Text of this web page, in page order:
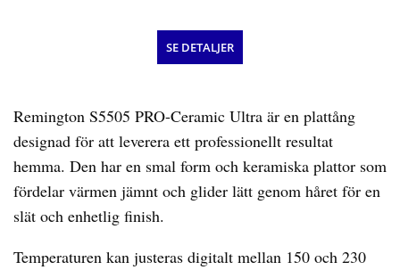
Remington S5505 PRO-Ceramic Ultra är en plattång
designad för att leverera ett professionellt resultat
hemma. Den har en smal form och keramiska plattor som
fördelar värmen jämnt och glider lätt genom håret för en
slät och enhetlig finish.
Temperaturen kan justeras digitalt mellan 150 och 230
SE DETALJER